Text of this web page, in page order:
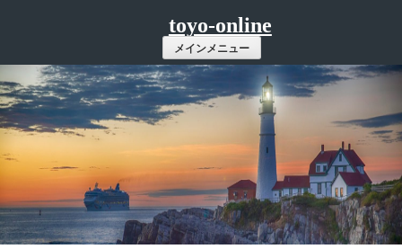
ツ
へ
ス
キ
ッ
プ
toyo-online
メインメニュー